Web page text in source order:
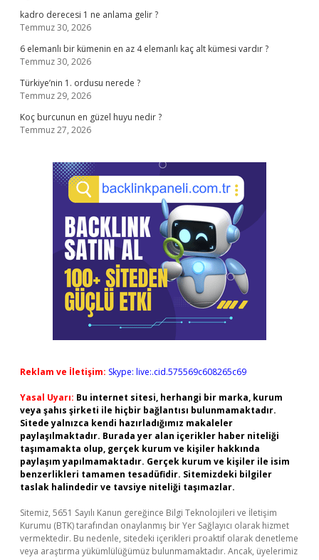
kadro derecesi 1 ne anlama gelir ?
Temmuz 30, 2026
6 elemanlı bir kümenin en az 4 elemanlı kaç alt kümesi vardır ?
Temmuz 30, 2026
Türkiye’nin 1. ordusu nerede ?
Temmuz 29, 2026
Koç burcunun en güzel huyu nedir ?
Temmuz 27, 2026
Reklam ve İletişim: Skype: live:.cid.575569c608265c69
Yasal Uyarı: Bu internet sitesi, herhangi bir marka, kurum
veya şahıs şirketi ile hiçbir bağlantısı bulunmamaktadır.
Sitede yalnızca kendi hazırladığımız makaleler
paylaşılmaktadır. Burada yer alan içerikler haber niteliği
taşımamakta olup, gerçek kurum ve kişiler hakkında
paylaşım yapılmamaktadır. Gerçek kurum ve kişiler ile isim
benzerlikleri tamamen tesadüfidir. Sitemizdeki bilgiler
taslak halindedir ve tavsiye niteliği taşımazlar.
Sitemiz, 5651 Sayılı Kanun gereğince Bilgi Teknolojileri ve İletişim
Kurumu (BTK) tarafından onaylanmış bir Yer Sağlayıcı olarak hizmet
vermektedir. Bu nedenle, sitedeki içerikleri proaktif olarak denetleme
veya araştırma yükümlülüğümüz bulunmamaktadır. Ancak, üyelerimiz